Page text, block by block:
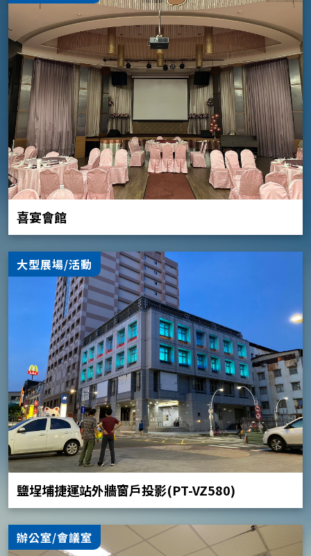
喜宴會館
大型展場/活動
鹽埕埔捷運站外牆窗戶投影(PT-VZ580)
辦公室/會議室